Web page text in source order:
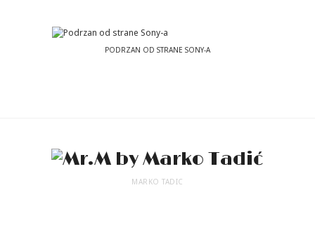
PODRZAN OD STRANE SONY-A
MARKO TADIC